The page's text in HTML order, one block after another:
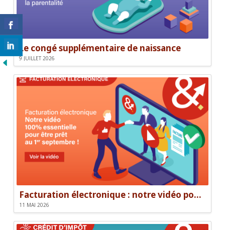
Le congé supplémentaire de naissance
9 JUILLET 2026
Facturation électronique : notre vidéo pour être prêt le 1er septembre
11 MAI 2026